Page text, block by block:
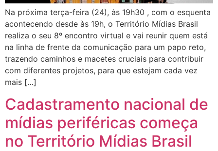
Na próxima terça-feira (24), às 19h30 , com o esquenta
acontecendo desde às 19h, o Território Mídias Brasil
realiza o seu 8º encontro virtual e vai reunir quem está
na linha de frente da comunicação para um papo reto,
trazendo caminhos e macetes cruciais para contribuir
com diferentes projetos, para que estejam cada vez
mais […]
Cadastramento nacional de
mídias periféricas começa
no Território Mídias Brasil